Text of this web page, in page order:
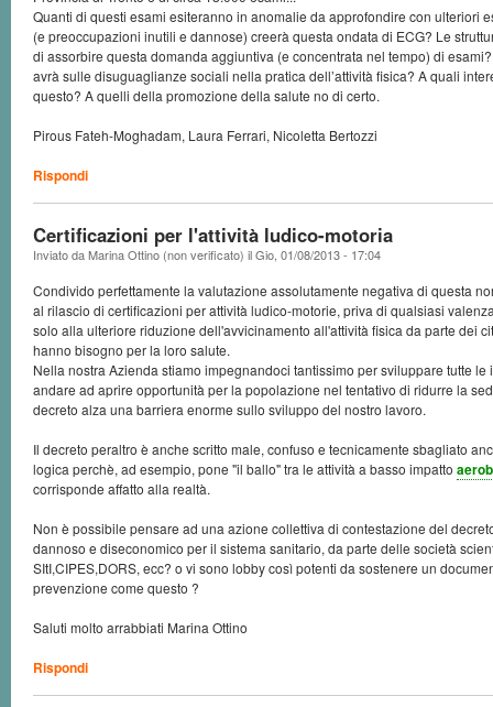
Quanti di questi esami esiteranno in anomalie da approfondire con ulteriori
(e preoccupazioni inutili e dannose) creerà questa ondata di ECG? Le
di assorbire questa domanda aggiuntiva (e concentrata nel tempo) di
avrà sulle disuguaglianze sociali nella pratica dell’attività fisica? A quali
questo? A quelli della promozione della salute no di certo.
Pirous Fateh-Moghadam, Laura Ferrari, Nicoletta Bertozzi
Rispondi
Certificazioni per l'attività ludico-motoria
Inviato daMarina Ottino (non verificato) ilGio, 01/08/2013 - 17:04
Condivido perfettamente la valutazione assolutamente negativa di questa
al rilascio di certificazioni per attività ludico-motorie, priva di qualsiasi
solo alla ulteriore riduzione dell'avvicinamento all'attività fisica da parte dei
hanno bisogno per la loro salute.
Nella nostra Azienda stiamo impegnandoci tantissimo per sviluppare tutte
andare ad aprire opportunità per la popolazione nel tentativo di ridurre la
decreto alza una barriera enorme sullo sviluppo del nostro lavoro.
Il decreto peraltro è anche scritto male, confuso e tecnicamente sbagliato
logica perchè, ad esempio, pone "il ballo" tra le attività a basso impatto
corrisponde affatto alla realtà.
Non è possibile pensare ad una azione collettiva di contestazione del
dannoso e diseconomico per il sistema sanitario, da parte delle società
SItI,CIPES,DORS, ecc? o vi sono lobby così potenti da sostenere un
prevenzione come questo ?
Saluti molto arrabbiati Marina Ottino
Rispondi